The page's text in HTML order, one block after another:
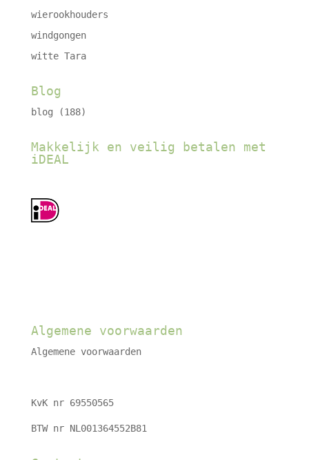
wierookhouders
windgongen
witte Tara
Blog
blog (188)
Makkelijk en veilig betalen met
iDEAL
Algemene voorwaarden
Algemene voorwaarden
KvK nr 69550565
BTW nr NL001364552B81